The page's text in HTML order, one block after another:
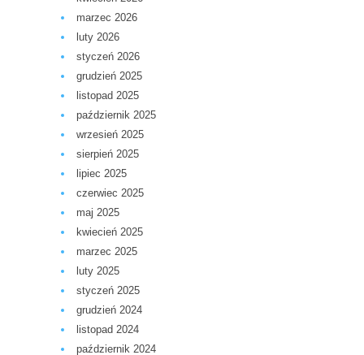
marzec 2026
luty 2026
styczeń 2026
grudzień 2025
listopad 2025
październik 2025
wrzesień 2025
sierpień 2025
lipiec 2025
czerwiec 2025
maj 2025
kwiecień 2025
marzec 2025
luty 2025
styczeń 2025
grudzień 2024
listopad 2024
październik 2024